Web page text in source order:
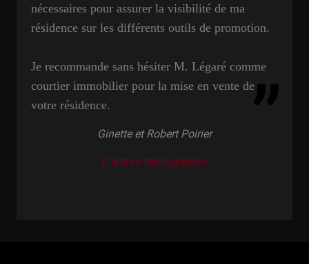
nécessaires pour assurer la visibilité de ma
résidence sur les différents outils de promotion.
Je recommande sans hésiter M. Légaré comme
courtier immobilier pour la mise envente de
votre résidence.
Ginette et Robert Poirier
D'autres témoignages